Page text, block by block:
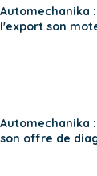
Automechanika
l'export son
Automechanika
son offre de